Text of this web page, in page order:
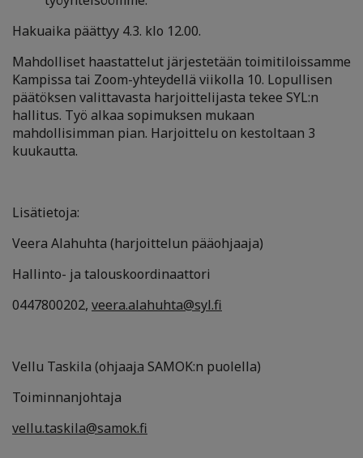
Hakuaika päättyy 4.3. klo 12.00.
Mahdolliset haastattelut järjestetään toimitiloissamme
Kampissa tai Zoom-yhteydellä viikolla 10. Lopullisen
päätöksen valittavasta harjoittelijasta tekee SYL:n
hallitus. Työ alkaa sopimuksen mukaan
mahdollisimman pian. Harjoittelu on kestoltaan 3
kuukautta.
Lisätietoja:
Veera Alahuhta (harjoittelun pääohjaaja)
Hallinto- ja talouskoordinaattori
0447800202, veera.alahuhta@syl.fi
Vellu Taskila (ohjaaja SAMOK:n puolella)
Toiminnanjohtaja
vellu.taskila@samok.fi